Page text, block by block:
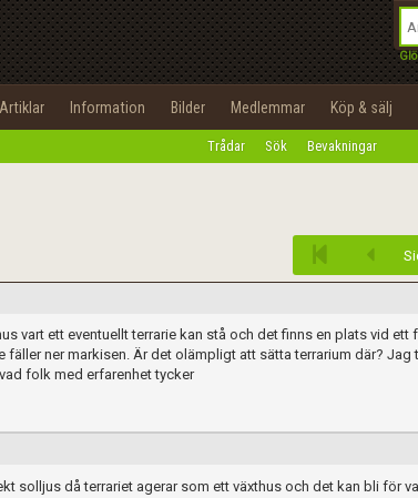
Artiklar Information Bilder Medlemmar Köp & sälj
Trådar Sök Bevakningar
vart ett eventuellt terrarie kan stå och det finns en plats vid
fäller ner markisen. Är det olämpligt att sätta terrarium där?
folk med erfarenhet tycker
solljus då terrariet agerar som ett växthus och det kan bli för
Infoga
Utför
100%
OK
integritetspolicy
Namn:
Epost:
Terms of Service
Skapa konto
Begär nytt lösenord
Tillbaka